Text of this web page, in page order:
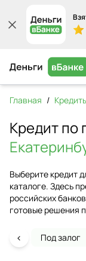
Главная /
Кредит по
Выберите кредит
каталоге. Здесь
российских
готовые решения
Под залог
‹